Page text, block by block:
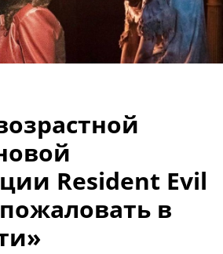
Resident Evil
в